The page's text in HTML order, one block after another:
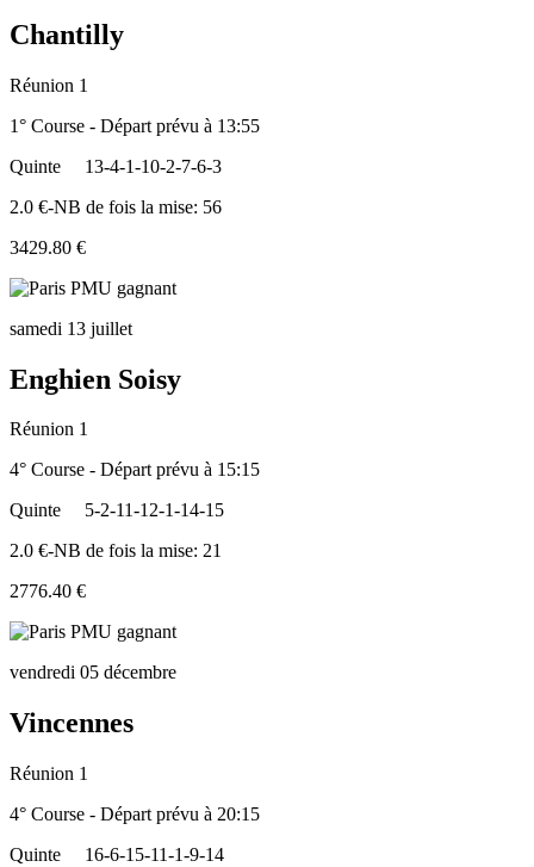
Chantilly
Réunion 1
1° Course - Départ prévu à 13:55
Quinte
13-4-1-10-2-7-6-3
2.0 €-NB de fois la mise: 56
3429.80 €
samedi 13 juillet
Enghien Soisy
Réunion 1
4° Course - Départ prévu à 15:15
Quinte
5-2-11-12-1-14-15
2.0 €-NB de fois la mise: 21
2776.40 €
vendredi 05 décembre
Vincennes
Réunion 1
4° Course - Départ prévu à 20:15
Quinte
16-6-15-11-1-9-14